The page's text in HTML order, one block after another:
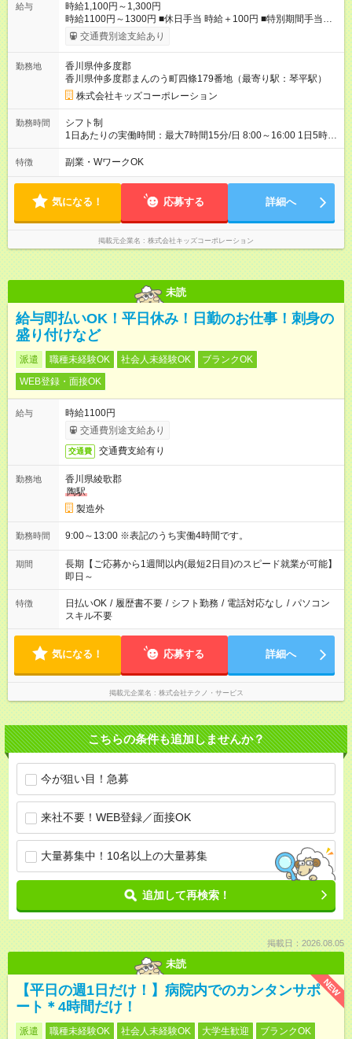
給与
時給1,100円～1,300円
時給1100円～1300円 ■休日手当 時給＋100円 ■特別期間手当
（GW、お盆、年末年始※会社カレンダーによる） 時給＋200円
■処遇改善手当（社保加入あり：7500円/月、社保加入なし：
雇用形態、給与は本採用時と同じです。
交通費別途支給あり
勤務地
香川県仲多度郡
香川県仲多度郡まんのう町四條179番地（最寄り駅：琴平駅）
株式会社キッズコーポレーション
勤務時間
シフト制
1日あたりの実働時間：最大7時間15分/日 8:00～16:00 1日5時間
以上、週3～5日 ＊週20時間以上のシフト勤務または週20時間未
満の扶養内勤務どちらも可能 ＊早番8:00～、遅番16:00までどち
する場合があります ＊8:30～の勤務もご相談可能です
特徴 副業・WワークOK
気になる！ 応募する 詳細へ
掲載元企業名 株式会社キッズコーポレーション
未読
給与即払いOK！平日休み！日勤のお仕事！刺身の
盛り付けなど
派遣 職種未経験OK 社会人未経験OK
ブランクOK
WEB登録・面接OK
給与
時給1100円
交通費別途支給あり
交通費 交通費支給有り
勤務地
香川県綾歌郡
陶駅
製造外
勤務時間 9:00～13:00 ※表記のうち実働4時間です。
期間
長期【ご応募から1週間以内(最短2日目)のスピード就業が可能】
即日～
特徴 日払いOK / 履歴書不要 / シフト勤務 / 電話対応なし / パソコン
スキル不要
気になる！ 応募する 詳細へ
掲載元企業名 株式会社テクノ・サービス
こちらの条件も追加しませんか？
今が狙い目！急募
来社不要！WEB登録／面接OK
大量募集中！10名以上の大量募集
追加して再検索！
掲載日：2026.08.05
未読
NEW
【平日の週1日だけ！】病院内でのカンタンサポ
ート＊4時間だけ！
派遣 職種未経験OK 社会人未経験OK 大学生歓迎 ブランクOK